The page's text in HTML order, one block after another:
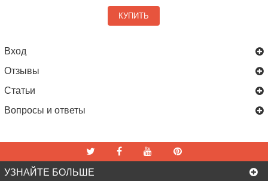
КУПИТЬ
Вход
Отзывы
Статьи
Вопросы и ответы
УЗНАЙТЕ БОЛЬШЕ